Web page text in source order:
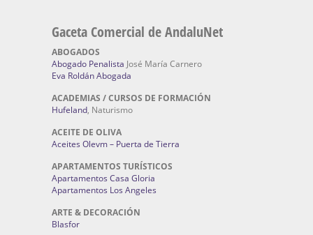
Gaceta Comercial de AndaluNet
ABOGADOS
Abogado Penalista José María Carnero
Eva Roldán Abogada
ACADEMIAS / CURSOS DE FORMACIÓN
Hufeland, Naturismo
ACEITE DE OLIVA
Aceites Olevm – Puerta de Tierra
APARTAMENTOS TURÍSTICOS
Apartamentos Casa Gloria
Apartamentos Los Angeles
ARTE & DECORACIÓN
Blasfor